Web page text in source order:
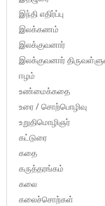
இந்தி எதிர்ப்பு
இலக்கணம்
இலக்குவனார்
இலக்குவனார்
ஈழம்
உண்மைக்கதை
உரை / சொற்பொழிவு
உறுதிமொழிஞர்
கட்டுரை
கதை
கருத்தரங்கம்
கலை
கலைச்சொற்கள்